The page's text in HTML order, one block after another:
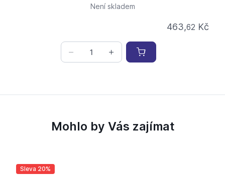
Není skladem
463,62 Kč
Mohlo by Vás zajímat
Sleva 20%